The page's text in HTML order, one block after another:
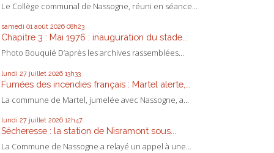
Le Collège communal de Nassogne, réuni en séance...
samedi 01 août 2026 08h23
Chapitre 3 : Mai 1976 : inauguration du stade...
Photo Bouquié D’après les archives rassemblées...
lundi 27 juillet 2026 13h33
Fumées des incendies français : Martel alerte,...
La commune de Martel, jumelée avec Nassogne, a...
lundi 27 juillet 2026 12h47
Sécheresse : la station de Nisramont sous...
La Commune de Nassogne a relayé un appel à une...